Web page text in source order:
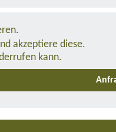
akzeptiere diese.
kann.